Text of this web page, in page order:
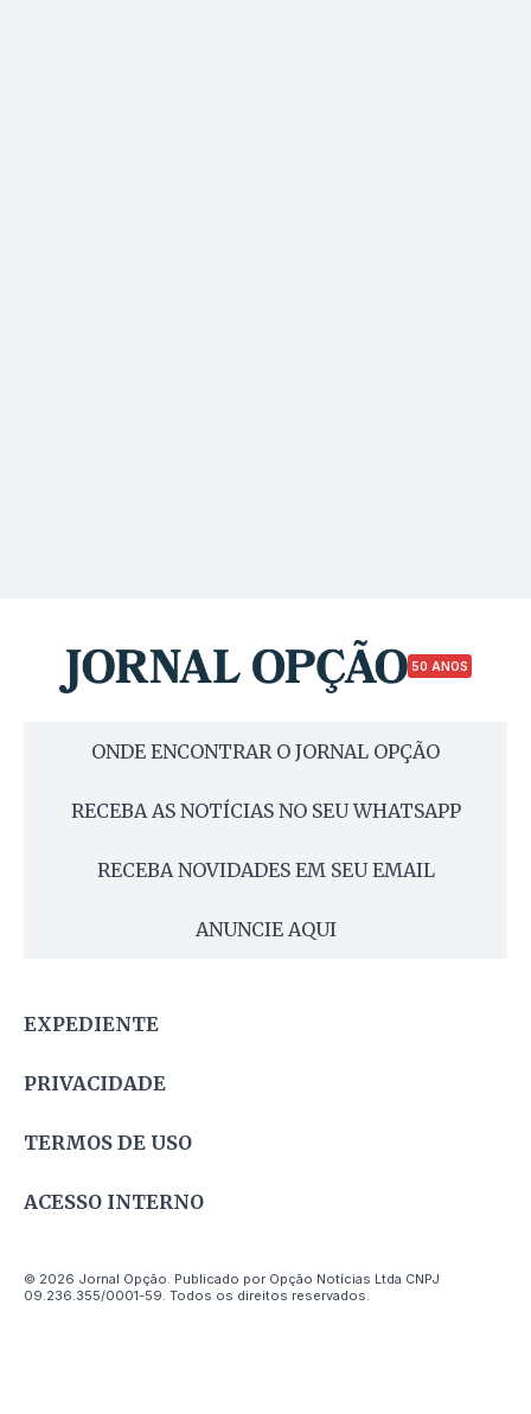
50 ANOS
ONDE ENCONTRAR O JORNAL OPÇÃO
RECEBA AS NOTÍCIAS NO SEU WHATSAPP
RECEBA NOVIDADES EM SEU EMAIL
ANUNCIE AQUI
EXPEDIENTE
PRIVACIDADE
TERMOS DE USO
ACESSO INTERNO
© 2026 Jornal Opção. Publicado por Opção Notícias Ltda CNPJ
09.236.355/0001-59. Todos os direitos reservados.